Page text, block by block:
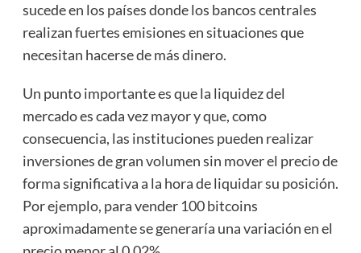
sucede en los países donde los bancos centrales
realizan fuertes emisiones en situaciones que
necesitan hacerse de más dinero.
Un punto importante es que la liquidez del
mercado es cada vez mayor y que, como
consecuencia, las instituciones pueden realizar
inversiones de gran volumen sin mover el precio de
forma significativa a la hora de liquidar su posición.
Por ejemplo, para vender 100 bitcoins
aproximadamente se generaría una variación en el